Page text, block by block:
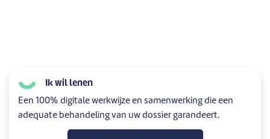
Ik wil lenen
Een 100% digitale werkwijze en samenwerking die een
adequate behandeling van uw dossier garandeert.